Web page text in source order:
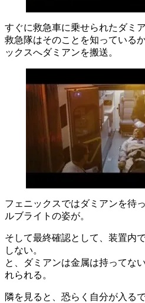
すぐに救急車に乗せられたダミア
救急隊はそのことを知っている
ックスへダミアンを搬送。
フェニックスではダミアンを待
ルブライトの姿が。
そして最終確認として、装置内
しない。
と、ダミアンは金属は持ってな
れられる。
隣を見ると、恐らく自分が入る